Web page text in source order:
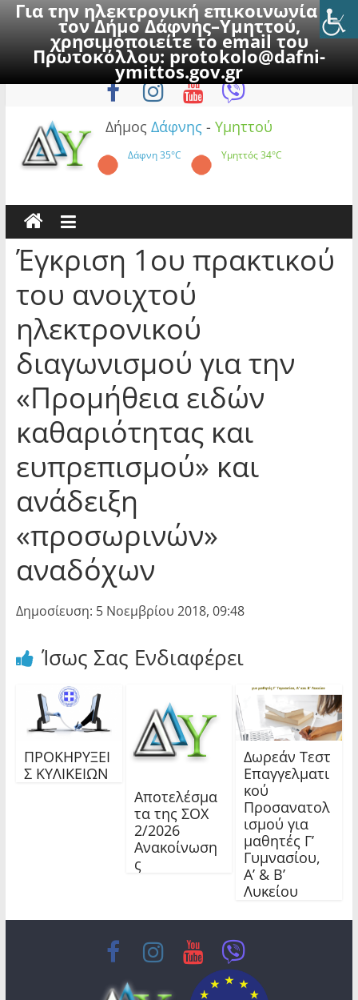
Για την ηλεκτρονική επικοινωνία με
τον Δήμο Δάφνης–Υμηττού,
χρησιμοποιείτε το email του
Πρωτοκόλλου:protokolo@dafni-
ymittos.gov.gr
to
Παρασκευή, 7 Αυγούστου 2026
Δήμος Δάφνης - Υμηττού
Δάφνη35°C Υμηττός34°C
Έγκριση 1ου πρακτικού
του ανοιχτού
ηλεκτρονικού
διαγωνισμού για την
«Προμήθεια ειδών
καθαριότητας και
ευπρεπισμού» και
ανάδειξη
«προσωρινών»
αναδόχων
Δημοσίευση: 5 Νοεμβρίου 2018, 09:48
Ίσως Σας Ενδιαφέρει
ΠΡΟΚΗΡΥΞΕΙ
Σ ΚΥΛΙΚΕΙΩΝ
Αποτελέσμα
τα της ΣΟΧ
2/2026
Ανακοίνωση
ς
Δωρεάν Τεστ
Επαγγελματι
κού
Προσανατολ
ισμού για
μαθητές Γ’
Γυμνασίου,
Α’ & Β’
Λυκείου